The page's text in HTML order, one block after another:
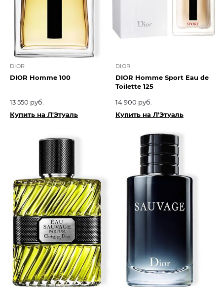
DIOR
DIOR Homme 100
13 550 руб.
Купить на Л'Этуаль
DIOR
DIOR Homme Sport Eau de
Toilette 125
14 900 руб.
Купить на Л'Этуаль